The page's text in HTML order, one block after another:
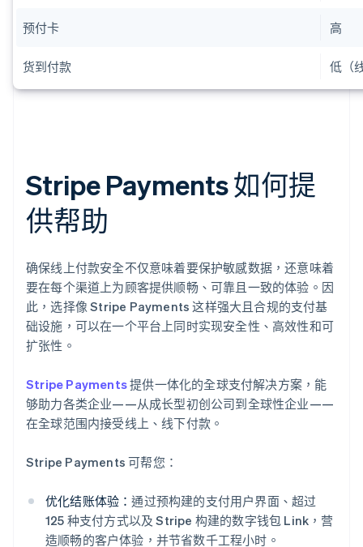
预付卡 高
货到付款 低（
Stripe Payments 如何提
供帮助
确保线上付款安全不仅意味着要保护敏感数据，还意味着
要在每个渠道上为顾客提供顺畅、可靠且一致的体验。因
此，选择像 Stripe Payments 这样强大且合规的支付基
础设施，可以在一个平台上同时实现安全性、高效性和可
扩张性。
Stripe Payments提供一体化的全球支付解决方案，能
够助力各类企业——从成长型初创公司到全球性企业——
在全球范围内接受线上、线下付款。
Stripe Payments 可帮您：
优化结账体验：通过预构建的支付用户界面、超过
125 种支付方式以及 Stripe 构建的数字钱包 Link，营
造顺畅的客户体验，并节省数千工程小时。